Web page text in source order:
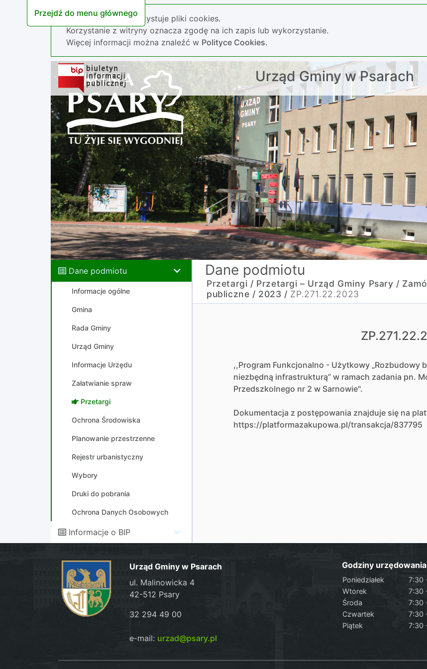
Przejdź do menu głównego
Nasza strona wykorzystuje pliki cookies.
Korzystanie z witryny oznacza zgodę na ich zapis lub wykorzystanie.
Więcej informacji można znaleźć w Polityce Cookies.
Urząd Gminy w Psarach
Dane podmiotu
Informacje ogólne
Gmina
Rada Gminy
Urząd Gminy
Informacje Urzędu
Załatwianie spraw
Przetargi
Ochrona Środowiska
Planowanie przestrzenne
Rejestr urbanistyczny
Wybory
Druki do pobrania
Ochrona Danych Osobowych
Informacje o BIP
Dane podmiotu
Przetargi / Przetargi – Urząd Gminy Psary /
publiczne / 2023 / ZP.271.22.2023
,,Program Funkcjonalno - Użytkowy „Rozbudowy
niezbędną infrastrukturą” w ramach zadania pn.
Przedszkolnego nr 2 w Sarnowie".
Dokumentacja z postępowania znajduje się na
https://platformazakupowa.pl/transakcja/837795
Urząd Gminy w Psarach
ul. Malinowicka 4
42-512 Psary
32 294 49 00
e-mail: urzad@psary.pl
Godziny
Poniedziałek
7:30
Wtorek
7:30
Środa
7:30
Czwartek
7:30
Piątek
7:30